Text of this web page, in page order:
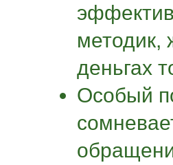
методик,
деньгах
Особый